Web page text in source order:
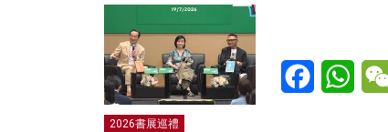
Facebook
2026書展巡禮